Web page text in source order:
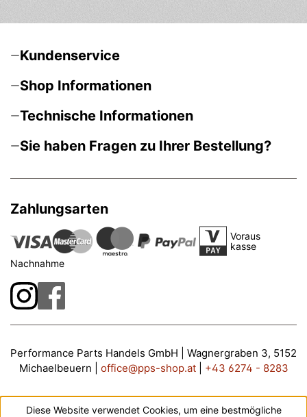
Kundenservice
Shop Informationen
Technische Informationen
Sie haben Fragen zu Ihrer Bestellung?
Zahlungsarten
Voraus
kasse
Nachnahme
Performance Parts Handels GmbH | Wagnergraben 3, 5152
Michaelbeuern | office@pps-shop.at| +43 6274 - 8283
Diese Website verwendet Cookies, um eine bestmögliche